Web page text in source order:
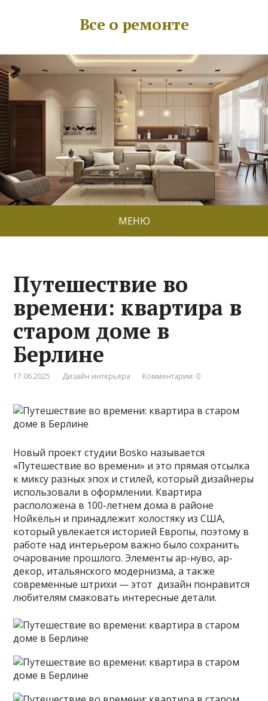
Все о ремонте
МЕНЮ
Путешествие во
времени: квартира в
старом доме в
Берлине
17.06.2025 Дизайн интерьера Комментарии: 0
Новый проект студии Bosko называется
«Путешествие во времени» и это прямая отсылка
к миксу разных эпох и стилей, который дизайнеры
использовали в оформлении. Квартира
расположена в 100-летнем дома в районе
Нойкёльн и принадлежит холостяку из США,
который увлекается историей Европы, поэтому в
работе над интерьером важно было сохранить
очарование прошлого. Элементы ар-нуво, ар-
декор, итальянского модернизма, а также
современные штрихи — этот дизайн понравится
любителям смаковать интересные детали.